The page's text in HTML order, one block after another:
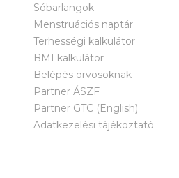
Sóbarlangok
Menstruációs naptár
Terhességi kalkulátor
BMI kalkulátor
Belépés orvosoknak
Partner ÁSZF
Partner GTC (English)
Adatkezelési tájékoztató